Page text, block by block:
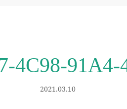
4C98-91A4-
2021.03.10